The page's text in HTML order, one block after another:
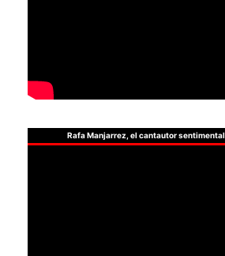
Rafa Manjarrez, el cantautor sentimental